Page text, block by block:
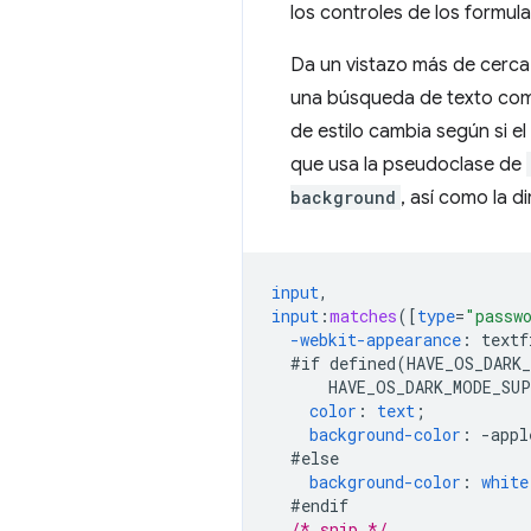
los controles de los
Da un vistazo más de
una búsqueda de texto
de estilo cambia según si
que usa la pseudoclase de
background , así como la
input,
input :matches([type=
-webkit-appearance :
#if
color : text ;
background-color : -
#else
background-color : white
#endif